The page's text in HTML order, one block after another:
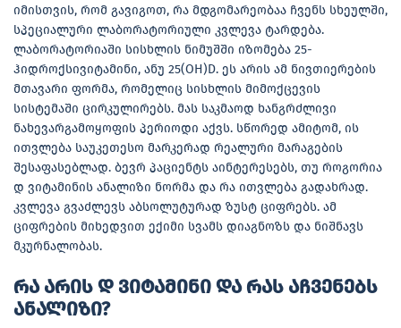
იმისთვის, რომ გავიგოთ, რა მდგომარეობაა ჩვენს სხეულში,
სპეციალური ლაბორატორიული კვლევა ტარდება.
ლაბორატორიაში სისხლის ნიმუშში იზომება 25-
ჰიდროქსივიტამინი, ანუ 25(OH)D. ეს არის ამ ნივთიერების
მთავარი ფორმა, რომელიც სისხლის მიმოქცევის
სისტემაში ცირკულირებს. მას საკმაოდ ხანგრძლივი
ნახევარგამოყოფის პერიოდი აქვს. სწორედ ამიტომ, ის
ითვლება საუკეთესო მარკერად რეალური მარაგების
შესაფასებლად. ბევრ პაციენტს აინტერესებს, თუ როგორია
დ ვიტამინის ანალიზი ნორმა და რა ითვლება გადახრად.
კვლევა გვაძლევს აბსოლუტურად ზუსტ ციფრებს. ამ
ციფრების მიხედვით ექიმი სვამს დიაგნოზს და ნიშნავს
მკურნალობას.
რა არის დ ვიტამინი და რას აჩვენებს
ანალიზი?